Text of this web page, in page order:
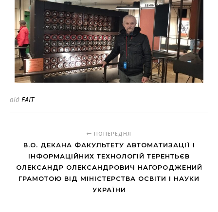
від FAIT
ПОПЕРЕДНЯ
В.О. ДЕКАНА ФАКУЛЬТЕТУ АВТОМАТИЗАЦІЇ І
ІНФОРМАЦІЙНИХ ТЕХНОЛОГІЙ ТЕРЕНТЬЄВ
ОЛЕКСАНДР ОЛЕКСАНДРОВИЧ НАГОРОДЖЕНИЙ
ГРАМОТОЮ ВІД МІНІСТЕРСТВА ОСВІТИ І НАУКИ
УКРАЇНИ